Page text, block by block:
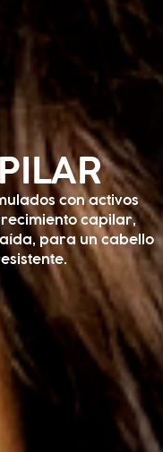
con activos
capilar,
para un cabello